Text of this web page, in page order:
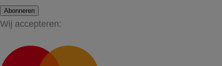
Abonneren
Wij accepteren: